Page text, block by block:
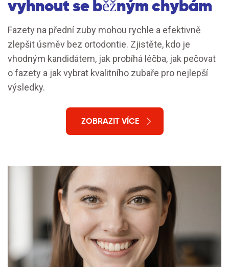
vyhnout se běžným chybám
Fazety na přední zuby mohou rychle a efektivně
zlepšit úsměv bez ortodontie. Zjistěte, kdo je
vhodným kandidátem, jak probíhá léčba, jak pečovat
o fazety a jak vybrat kvalitního zubaře pro nejlepší
výsledky.
ZOBRAZIT VÍCE